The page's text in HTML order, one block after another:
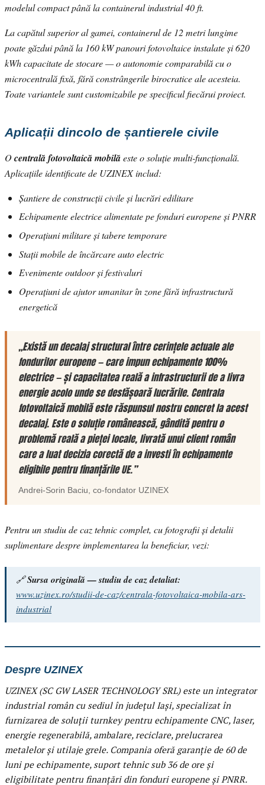
modelul compact până la containerul industrial 40 ft.
La capătul superior al gamei, containerul de 12 metri lungime
poate găzdui până la 160 kW panouri fotovoltaice instalate și 620
kWh capacitate de stocare — o autonomie comparabilă cu o
microcentrală fixă, fără constrângerile birocratice ale acesteia.
Toate variantele sunt customizabile pe specificul fiecărui proiect.
Aplicații dincolo de șantierele civile
Ocentrală fotovoltaică mobilăeste o soluție multi-funcțională.
Aplicațiile identificate de UZINEX includ:
Șantiere de construcții civile și lucrări edilitare
Echipamente electrice alimentate pe fonduri europene și PNRR
Operațiuni militare și tabere temporare
Stații mobile de încărcare auto electric
Evenimente outdoor și festivaluri
Operațiuni de ajutor umanitar în zone fără infrastructură
energetică
„Există un decalaj structural între cerințele actuale ale
fondurilor europene — care impun echipamente 100%
electrice — și capacitatea reală a infrastructurii de a livra
energie acolo unde se desfășoară lucrările. Centrala
fotovoltaică mobilă este răspunsul nostru concret la acest
decalaj. Este o soluție românească, gândită pentru o
problemă reală a pieței locale, livrată unui client român
care a luat decizia corectă de a investi în echipamente
eligibile pentru finanțările UE.”
Andrei-Sorin Baciu, co-fondator UZINEX
Pentru un studiu de caz tehnic complet, cu fotografii și detalii
suplimentare despre implementarea la beneficiar, vezi:
🔗Sursa originală — studiu de caz detaliat:
www.uzinex.ro/studii-de-caz/centrala-fotovoltaica-mobila-ars-
industrial
Despre UZINEX
UZINEX (SC GW LASER TECHNOLOGY SRL) este un integrator
industrial român cu sediul în județul Iași, specializat în
furnizarea de soluții turnkey pentru echipamente CNC, laser,
energie regenerabilă, ambalare, reciclare, prelucrarea
metalelor și utilaje grele. Compania oferă garanție de 60 de
luni pe echipamente, suport tehnic sub 36 de ore și
eligibilitate pentru finanțări din fonduri europene și PNRR.